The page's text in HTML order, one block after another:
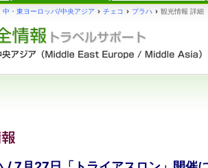
中・東ヨーロッパ/中央アジア › チェコ › プラハ › 観光情報 詳細